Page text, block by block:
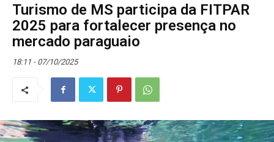
Turismo de MS participa da FITPAR
2025 para fortalecer presença no
mercado paraguaio
18:11 - 07/10/2025